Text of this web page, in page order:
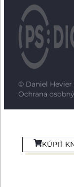
© Daniel Hevier
Ochrana
KÚPIŤ